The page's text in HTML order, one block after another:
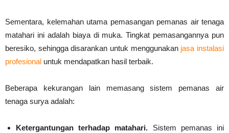
Sementara, kelemahan utama pemasangan pemanas air tenaga
matahari ini adalah biaya di muka. Tingkat pemasangannya pun
beresiko, sehingga disarankan untuk menggunakan jasa instalasi
profesional untuk mendapatkan hasil terbaik.
Beberapa kekurangan lain memasang sistem pemanas air
tenaga surya adalah:
Ketergantungan terhadap matahari. Sistem pemanas ini